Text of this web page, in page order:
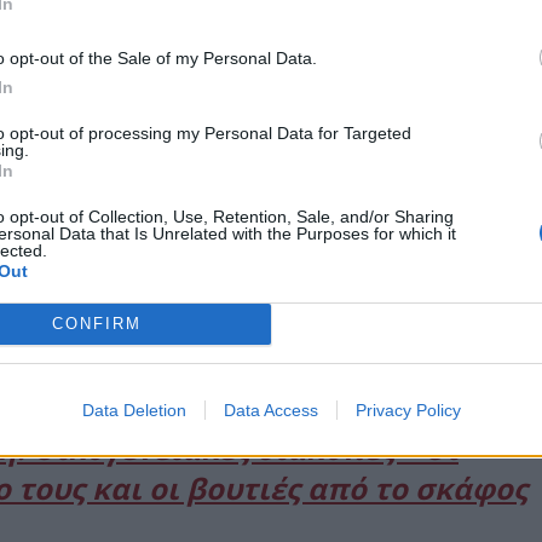
opt-out of the Sale of my Personal Data.
opt-out of processing my Personal Data for Targeted
opt-out of Collection, Use, Retention, Sale, and/or Sharing
Data that Is Unrelated with the Purposes for which it
CONFIRM
Data Deletion Data Access Privacy Policy
Σεπτέμβριο του 2025, επιλέγει να κρατά την
απολαμβάνοντας ήρεμες στιγμές με
Oικογενειακές διακοπές – Οι
τους και οι βουτιές από το σκάφος